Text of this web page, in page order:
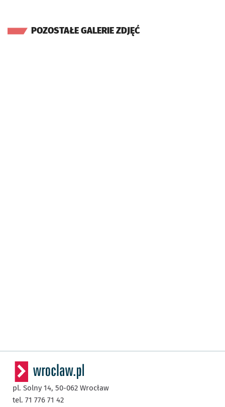
POZOSTAŁE GALERIE ZDJĘĆ
pl. Solny 14, 50-062 Wrocław
tel. 71 776 71 42